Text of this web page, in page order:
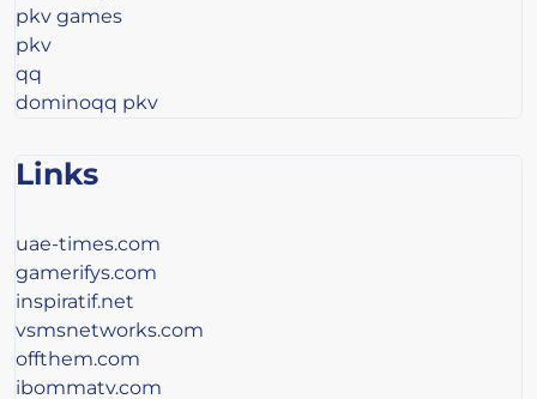
pkv games
pkv
qq
dominoqq pkv
Links
uae-times.com
gamerifys.com
inspiratif.net
vsmsnetworks.com
offthem.com
ibommatv.com